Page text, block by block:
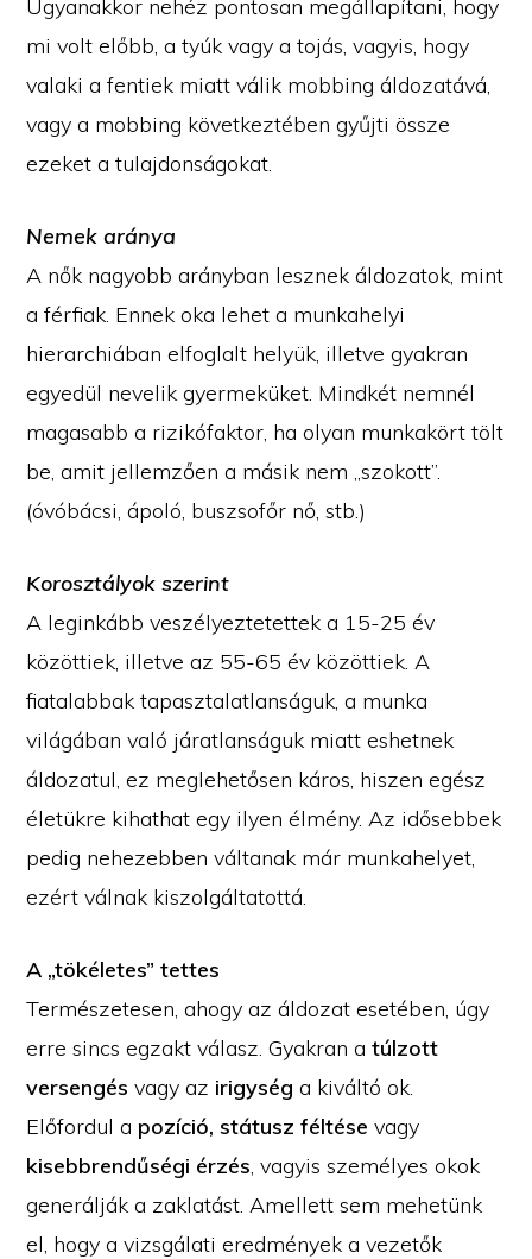
Ugyanakkor nehéz pontosan megállapítani, hogy
mi volt előbb, a tyúk vagy a tojás, vagyis, hogy
valaki a fentiek miatt válik mobbing áldozatává,
vagy a mobbing következtében gyűjti össze
ezeket a tulajdonságokat.
Nemek aránya
A nők nagyobb arányban lesznek áldozatok, mint
a férfiak. Ennek oka lehet a munkahelyi
hierarchiában elfoglalt helyük, illetve gyakran
egyedül nevelik gyermeküket. Mindkét nemnél
magasabb a rizikófaktor, ha olyan munkakört tölt
be, amit jellemzően a másik nem „szokott”.
(óvóbácsi, ápoló, buszsofőr nő, stb.)
Korosztályok szerint
A leginkább veszélyeztetettek a 15-25 év
közöttiek, illetve az 55-65 év közöttiek. A
fiatalabbak tapasztalatlanságuk, a munka
világában való járatlanságuk miatt eshetnek
áldozatul, ez meglehetősen káros, hiszen egész
életükre kihathat egy ilyen élmény. Az idősebbek
pedig nehezebben váltanak már munkahelyet,
ezért válnak kiszolgáltatottá.
A „tökéletes” tettes
Természetesen, ahogy az áldozat esetében, úgy
erre sincs egzakt válasz. Gyakran atúlzott
versengés vagy az irigység a kiváltó ok.
Előfordul a pozíció, státusz féltése vagy
kisebbrendűségi érzés, vagyis személyes okok
generálják a zaklatást. Amellett sem mehetünk
el, hogy a vizsgálati eredmények a vezetők